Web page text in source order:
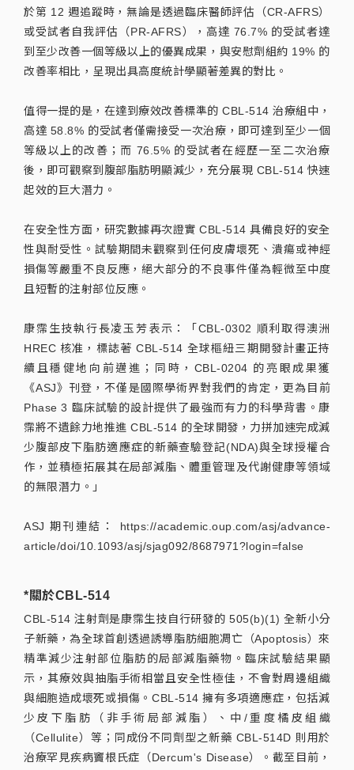
於第 12 週追蹤時，無論是透過臨床醫師評估（CR-AFRS）
或受試者自我評估（PR-AFRS），高達 76.7% 的受試者達
到至少改善一個等級以上的優異成果，與安慰劑組約 19% 的
改善率相比，呈現出具高度統計學顯著差異的對比。
值得一提的是，在達到療效改善標準的 CBL-514 治療組中，
高達 58.8% 的受試者僅需接受一次治療，即可達到至少一個
等級以上的改善；而 76.5% 的受試者在經歷一至二次治療
後，即可觀察到腹部脂肪明顯減少，充分展現 CBL-514 快速
起效的巨大潛力。
在安全性方面，研究數據再次證實 CBL-514 具備良好的安全
性與耐受性。試驗期間未觀察到任何皮膚壞死、潰瘍或神經
損傷等嚴重不良反應，絕大部分的不良事件僅為輕微至中度
且短暫的注射部位反應。
康霈生技執行長凌玉芳表示：「CBL-0302 順利取得澳洲
HREC 核准，標誌著 CBL-514 全球樞紐三期開發計畫正持
續且穩健地向前邁進；同時，CBL-0204 的亮眼成果獲
《ASJ》刊登，不僅是國際學術界對我們的肯定，更為目前
Phase 3 臨床試驗的設計提供了最強而有力的科學背書。康
霈將不遺餘力地推進 CBL-514 的全球開發，力拼加速完成減
少腹部皮下脂肪適應症的新藥查驗登記(NDA)與全球授權合
作，並積極拓展其在局部減脂、體重管理及代謝健康等領域
的無限潛力。」
ASJ 期刊連結： https://academic.oup.com/asj/advance-
article/doi/10.1093/asj/sjag092/8687971?login=false
*關於CBL-514
CBL-514 注射劑是康霈生技自行研發的 505(b)(1) 全新小分
子新藥，為全球首創透過誘導脂肪細胞凋亡（Apoptosis）來
精準減少注射部位脂肪的局部減脂藥物。臨床試驗結果顯
示，其療效與抽脂手術相當且安全性極佳，不會對周邊組織
與細胞造成壞死或損傷。CBL-514 擁有多項適應症，包括減
少皮下脂肪（非手術局部減脂）、中/重度橘皮組織
（Cellulite）等；同成份不同劑型之新藥 CBL-514D 則用於
治療罕見疾病竇根氏症（Dercum's Disease）。截至目前，